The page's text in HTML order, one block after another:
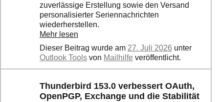
zuverlässige Erstellung sowie den Versand
personalisierter Seriennachrichten
wiederherstellen.
Mehr lesen
Dieser Beitrag wurde am 27. Juli 2026 unter
Outlook Tools von Mailhilfe veröffentlicht.
Thunderbird 153.0 verbessert OAuth,
OpenPGP, Exchange und die Stabilität